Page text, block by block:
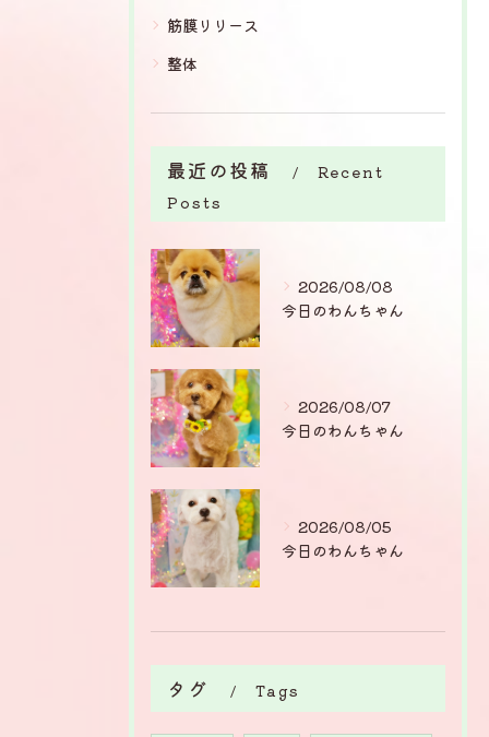
筋膜リリース
整体
最近の投稿
Recent
Posts
2026/08/08
今日のわんちゃん
2026/08/07
今日のわんちゃん
2026/08/05
今日のわんちゃん
タグ Tags